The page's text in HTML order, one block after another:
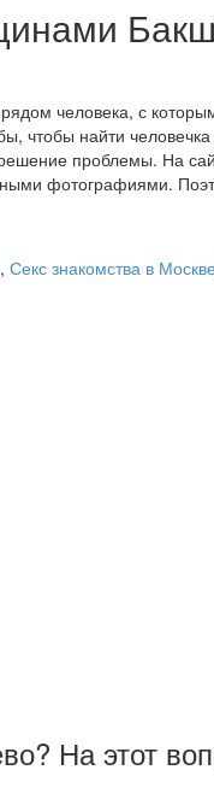
человека, с
чтобы найти
проблемы. На
фотографиями.
, Секс знакомства в Москве
На этот